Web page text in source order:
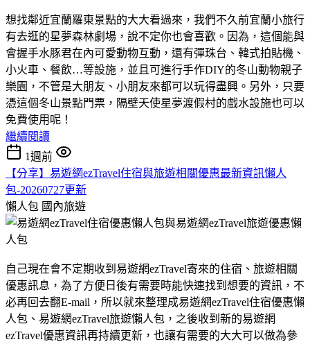
想找鄰近宜蘭羅東景點的大大看過來，我們不久前宜蘭小旅行
有去逛的星夢森林劇場，說不定你也會喜歡。因為，這個能與
會握手水豚君在內可愛動物互動，還有彈珠台、韓式拍貼機、
小火車、餐飲…等設施，並且可進行手作DIY的冬山動物親子
樂園，不管是大朋友、小朋友來都可以玩得盡興。另外，只要
憑這個冬山景點門票，隔壁天使星夢渡假村的戲水設施也可以
免費使用呢！
繼續閱讀
1週前
【分享】易遊網ezTravel住宿與旅遊相關優惠最新資訊懶人
包-20260727更新
懶人包 國內旅遊
自己現在會不定期收到易遊網ezTravel寄來的住宿、旅遊相關
優惠訊息，為了方便日後有需要時能快速找到想要的資訊，不
必再回去翻E-mail，所以就來整理成易遊網ezTravel住宿優惠懶
人包、易遊網ezTravel旅遊懶人包，之後收到新的易遊網
ezTravel優惠資訊再持續更新，也讓有需要的大大可以做為參